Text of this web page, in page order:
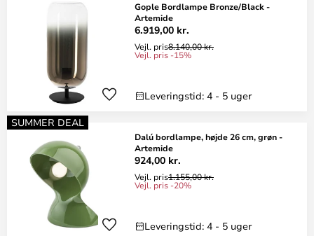
Gople Bordlampe Bronze/Black -
Artemide
6.919,00 kr.
Vejl. pris8.140,00 kr.
Vejl. pris -15%
Leveringstid: 4 - 5 uger
SUMMER DEAL
Dalú bordlampe, højde 26 cm, grøn -
Artemide
924,00 kr.
Vejl. pris1.155,00 kr.
Vejl. pris -20%
Leveringstid: 4 - 5 uger